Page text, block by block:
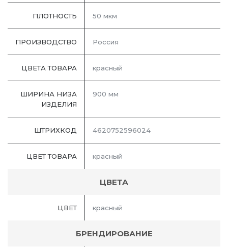
ПЛОТНОСТЬ 50 мкм
ПРОИЗВОДСТВО Россия
ЦВЕТА ТОВАРА красный
ШИРИНА НИЗА
ИЗДЕЛИЯ
900 мм
ШТРИХКОД 4620752596024
ЦВЕТ ТОВАРА красный
ЦВЕТА
ЦВЕТ красный
БРЕНДИРОВАНИЕ